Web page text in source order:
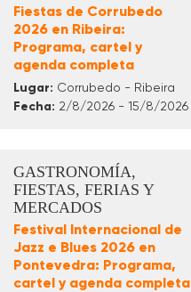
Fiestas de Corrubedo
2026 en Ribeira:
Programa, cartel y
agenda completa
Lugar: Corrubedo - Ribeira
Fecha: 2/8/2026 - 15/8/2026
GASTRONOMÍA,
FIESTAS, FERIAS Y
MERCADOS
Festival Internacional de
Jazz e Blues 2026 en
Pontevedra: Programa,
cartel y agenda completa